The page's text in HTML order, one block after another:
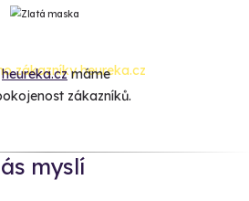
heureka.czmáme
zákazníků.
myslí